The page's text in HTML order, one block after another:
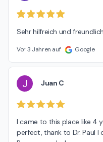
Sehr hilfreich und
Vor 3 Jahren auf Google
J Juan C
I came to this place like 4
perfect, thank to Dr. Paul I